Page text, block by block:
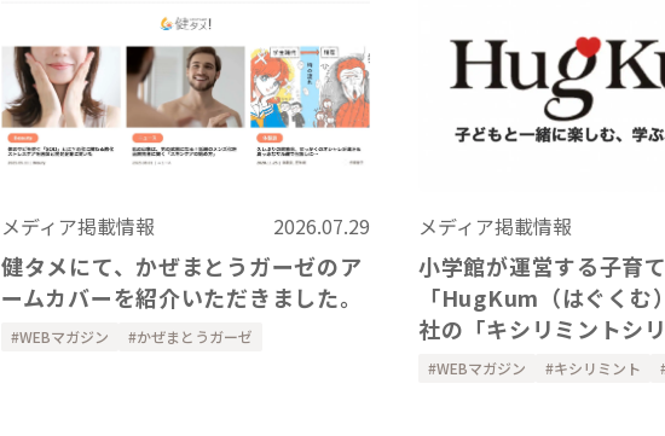
メディア掲載情報 2026.07.29
健タメにて、かぜまとうガーゼのア
ームカバーを紹介いただきました。
WEBマガジン かぜまとうガーゼ
メディア掲載情報
小学館が運営する子育
「HugKum（はぐくむ
社の「キシリミントシ
紹介いただきました
WEBマガジン キシリミント